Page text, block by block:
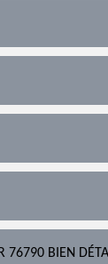
76790 BIEN